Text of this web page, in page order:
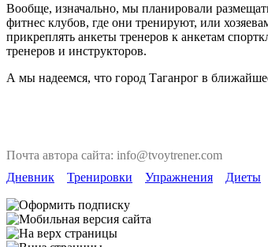
Вообще, изначально, мы планировали
фитнес клубов, где они тренируют, или
прикреплять анкеты тренеров к анкетам
тренеров и инструкторов.
А мы надеемся, что город Таганрог в
Почта автора сайта: info@tvoytrener.com
Дневник
Тренировки Упражнения Диеты